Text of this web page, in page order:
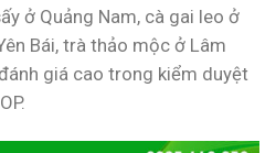
ở Quảng Nam, cà gai leo ở
Bái, trà thảo mộc ở Lâm
giá cao trong kiểm duyệt